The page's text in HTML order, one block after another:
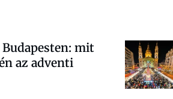
mit
az adventi